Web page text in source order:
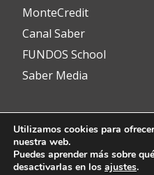
MonteCredit
Canal Saber
FUNDOS School
Saber Media
Contacto
Utilizamos cookies para
nuestra web.
Puedes aprender más sobre
desactivarlas en los ajustes.